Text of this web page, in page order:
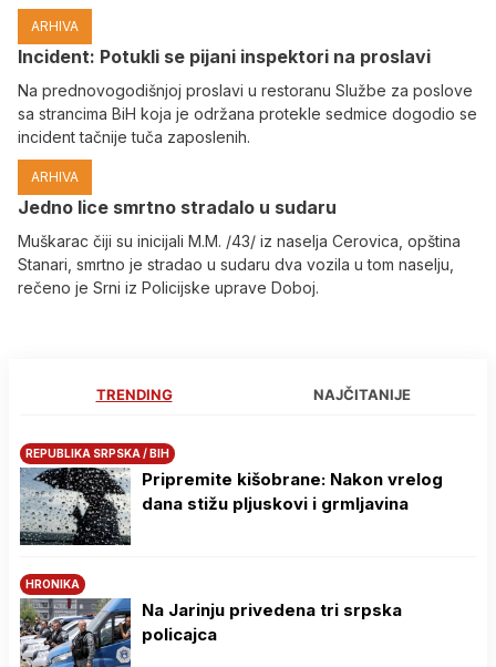
ARHIVA
Incident: Potukli se pijani inspektori na proslavi
Na prednovogodišnjoj proslavi u restoranu Službe za poslove
sa strancima BiH koja je održana protekle sedmice dogodio se
incident tačnije tuča zaposlenih.
ARHIVA
Јedno lice smrtno stradalo u sudaru
Muškarac čiji su inicijali M.M. /43/ iz naselja Cerovica, opština
Stanari, smrtno je stradao u sudaru dva vozila u tom naselju,
rečeno je Srni iz Policijske uprave Doboj.
TRENDING NAJČITANIJE
REPUBLIKA SRPSKA / BIH
Pripremite kišobrane: Nakon vrelog
dana stižu pljuskovi i grmljavina
HRONIKA
Na Јarinju privedena tri srpska
policajca